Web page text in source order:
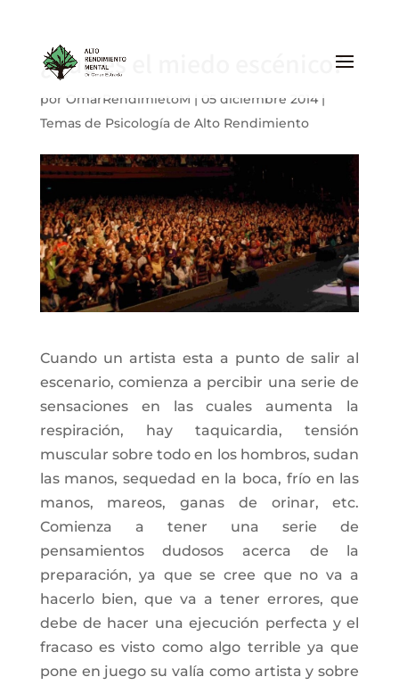
¿Qué es el miedo escénico?
por OmarRendimietoM | 05 diciembre 2014|
Temas de Psicología de Alto Rendimiento
Cuando un artista esta a punto de salir al
escenario, comienza a percibir una serie de
sensaciones en las cuales aumenta la
respiración, hay taquicardia, tensión
muscular sobre todo en los hombros, sudan
las manos, sequedad en la boca, frío en las
manos, mareos, ganas de orinar, etc.
Comienza a tener una serie de
pensamientos dudosos acerca de la
preparación, ya que se cree que no va a
hacerlo bien, que va a tener errores, que
debe de hacer una ejecución perfecta y el
fracaso es visto como algo terrible ya que
pone en juego su valía como artista y sobre